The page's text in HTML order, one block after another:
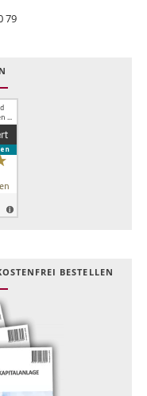
79
BESTELLEN